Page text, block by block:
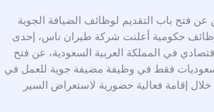
باب التقديم لوظائف الضيافة الجوية
حكومية أعلنت شركة طيران ناس، إحدى
في المملكة العربية السعودية، عن فتح
فقط في وظيفة مضيفة جوية للعمل في
إقامة فعالية حضورية لاستعراض السير